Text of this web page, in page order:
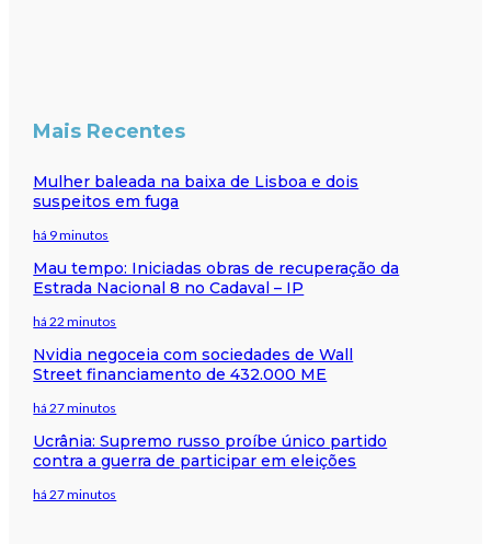
Mais Recentes
Mulher baleada na baixa de Lisboa e dois
suspeitos em fuga
há 9 minutos
Mau tempo: Iniciadas obras de recuperação da
Estrada Nacional 8 no Cadaval – IP
há 22 minutos
Nvidia negoceia com sociedades de Wall
Street financiamento de 432.000 ME
há 27 minutos
Ucrânia: Supremo russo proíbe único partido
contra a guerra de participar em eleições
há 27 minutos